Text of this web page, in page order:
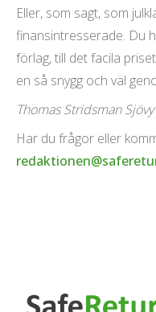
Eller, som sagt, som
finansintresserade. Du
förlag, till det facila
en så snygg och väl
Thomas Stridsman Sjövy
Har du frågor eller